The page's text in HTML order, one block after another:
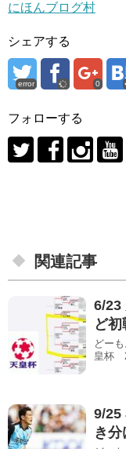
にほんブログ村
シェアする
error 0
フォローする
関連記事
6/23
ど
どー
皇杯
9/25
き分